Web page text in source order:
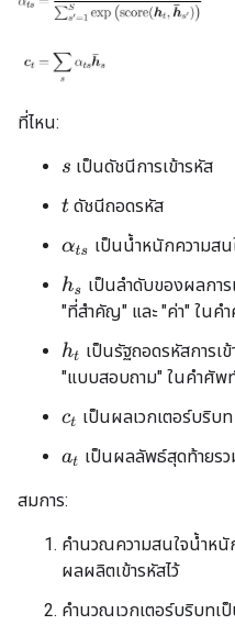
ที่ไหน:
s เป็นดัชนีการเข้ารหัส
t ดัชนีถอดรหัส
αts เป็นน้ำหนักความสน
hs เป็นลำดับของผลการ
"ที่สำคัญ" และ "ค่า" ในค
ht เป็นรัฐถอดรหัสการเ
"แบบสอบถาม" ในคำศัพ
ct เป็นผลเวกเตอร์บริบท
at เป็นผลลัพธ์สุดท้ายร
สมการ:
คำนวณความสนใจน้ำหนั
ผลผลิตเข้ารหัสไว้
คำนวณเวกเตอร์บริบทเ